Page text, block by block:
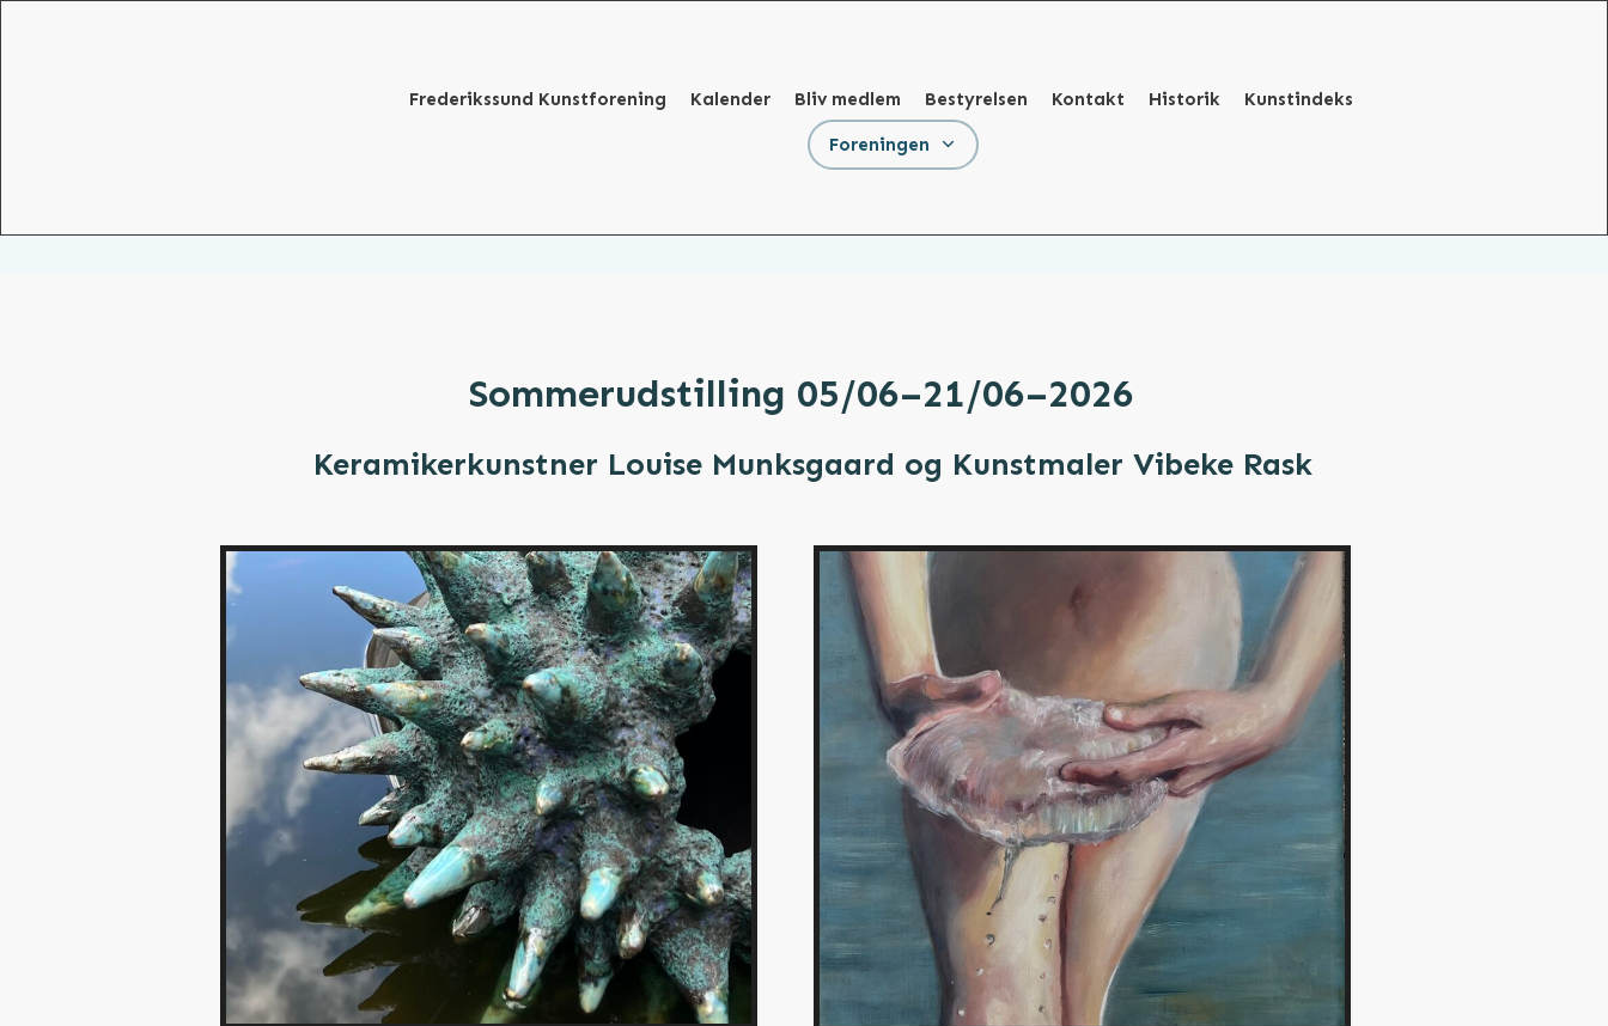
Frederikssund Kunstforening Kalender Bliv medlem Bestyrelsen Kontakt Historik Kunstindeks
Foreningen
Sommerudstilling 05/06–21/06–2026
Keramikerkunstner Louise Munksgaard og Kunstmaler Vibeke Rask